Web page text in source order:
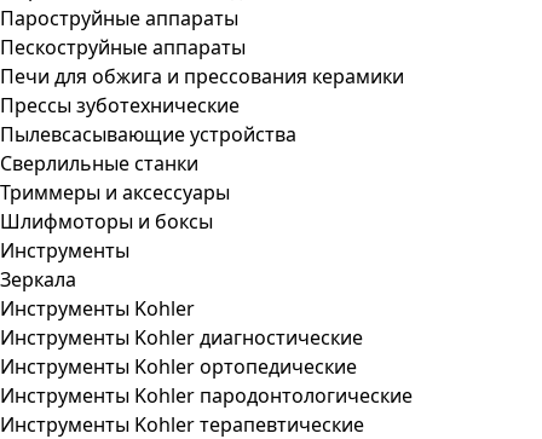
Пароструйные аппараты
Пескоструйные аппараты
Печи для обжига и прессования керамики
Прессы зуботехнические
Пылевсасывающие устройства
Сверлильные станки
Триммеры и аксессуары
Шлифмоторы и боксы
Инструменты
Зеркала
Инструменты Kohler
Инструменты Kohler диагностические
Инструменты Kohler ортопедические
Инструменты Kohler пародонтологические
Инструменты Kohler терапевтические